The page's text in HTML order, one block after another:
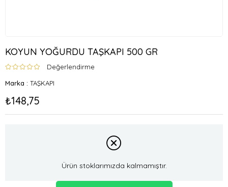
KOYUN YOĞURDU TAŞKAPI 500 GR
Değerlendirme
Marka : TAŞKAPI
₺148,75
Ürün stoklarımızda kalmamıştır.